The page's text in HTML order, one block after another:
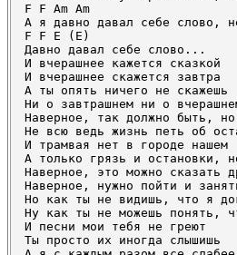
F F Am Am
А я давно давал себе слово,
F F E (E)
Давно давал себе слово...
И вчерашнее кажется сказкой
И вчерашнее скажется завтра
А ты опять ничего не скажешь
Ни о завтрашнем ни о
Наверное, так должно быть,
Не всю ведь жизнь петь об
И трамвая нет в городе нашем
А только грязь и остановки,
Наверное, это можно сказать
Наверное, нужно пойти и
Но как ты не видишь, что я
Ну как ты не можешь понять,
И песни мои тебя не греют
Ты просто их иногда слышишь